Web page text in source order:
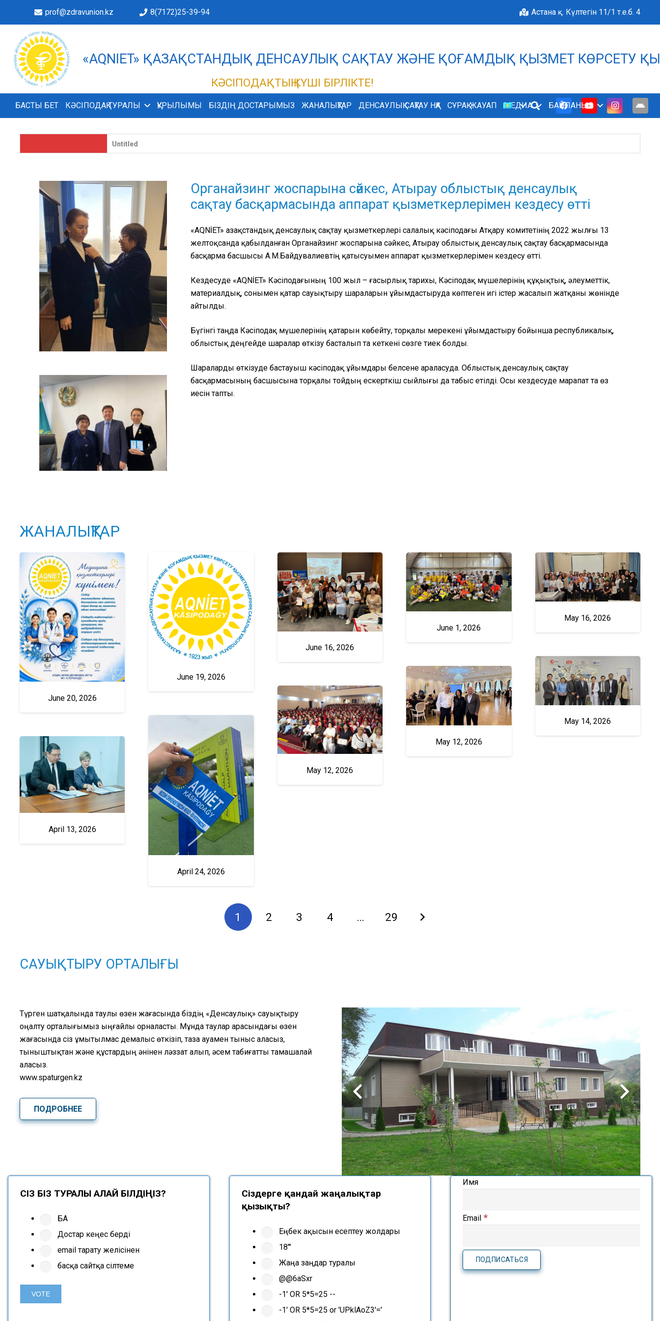
prof@zdravunion.kz 8(7172)25-39-94 Астана қ. Күлтегін 11/1 т.е.б. 4
«AQNIET» ҚАЗАҚСТАНДЫҚ ДЕНСАУЛЫҚ САҚТАУ ЖӘНЕ ҚОҒАМДЫҚ ҚЫЗМЕТ КӨРСЕТУ
КӘСІПОДАҚТЫҢ КҮШІ БІРЛІКТЕ!
БАСТЫ БЕТ КӘСІПОДАҚ ТУРАЛЫ ҚҰРЫЛЫМЫ БІЗДІҢ ДОСТАРЫМЫЗ ЖАНАЛЫҚТАР ДЕНСАУЛЫҚ САҚТАУ НҚА СҰРАҚ-ЖАУАП МЕДИА БАЙЛАНЫС
Untitled
Органайзинг жоспарына сәйкес, Атырау облыстық денсаулық
сақтау басқармасында аппарат қызметкерлерімен кездесу өтті
«AQNİET» Қазақстандық денсаулық сақтау қызметкерлері салалық кәсіподағы Атқару комитетінің 2022 жылғы 13
желтоқсанда қабылданған Органайзинг жоспарына сәйкес, Атырау облыстық денсаулық сақтау басқармасында
басқарма басшысы А.М.Байдувалиевтің қатысуымен аппарат қызметкерлерімен кездесу өтті.
Кездесуде «AQNİET» Кәсіподағының 100 жыл – ғасырлық тарихы, Кәсіподақ мүшелерінің құқықтық, әлеуметтік,
материалдық, сонымен қатар сауықтыру шараларын ұйымдастыруда көптеген игі істер жасалып жатқаны жөнінде
айтылды.
Бүгінгі таңда Кәсіподақ мүшелерінің қатарын көбейту, торқалы мерекені ұйымдастыру бойынша республикалық,
облыстық деңгейде шаралар өткізу басталып та кеткені сөзге тиек болды.
Шараларды өткізуде бастауыш кәсіподақ ұйымдары белсене араласуда. Облыстық денсаулық сақтау
басқармасының басшысына торқалы тойдың ескерткіш сыйлығы да табыс етілді. Осы кездесуде марапат та өз
иесін тапты.
ЖАНАЛЫҚТАР
June 20, 2026
June 19, 2026
June 16, 2026
June 1, 2026
May 16, 2026
May 14, 2026
May 12, 2026
May 12, 2026
April 24, 2026
April 13, 2026
1 2 3 4 … 29
САУЫҚТЫРУ ОРТАЛЫҒЫ
Түрген шатқалында таулы өзен жағасында біздің «Денсаулық» сауықтыру
оңалту орталығымыз ыңғайлы орналасты. Мұнда таулар арасындағы өзен
жағасында сіз ұмытылмас демалыс өткізіп, таза ауамен тыныс аласыз,
тыныштықтан және құстардың әнінен ләззат алып, әсем табиғатты тамашалай
аласыз.
www.spaturgen.kz
ПОДРОБНЕЕ
СІЗ БІЗ ТУРАЛЫ ҚАЛАЙ БІЛДІҢІЗ?
БАҚ
Достар кеңес берді
email тарату желісінен
басқа сайтқа сілтеме
Сіздерге қандай жаңалықтар
қызықты?
Еңбек ақысын есептеу жолдары
18'"
Жаңа заңдар туралы
@@6aSxr
-1' OR 5*5=25 --
-1' OR 5*5=25 or 'UPklAoZ3'='
Имя
Email*